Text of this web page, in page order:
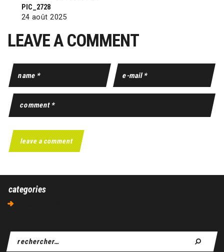
PIC_2728
24 août 2025
LEAVE A COMMENT
categories